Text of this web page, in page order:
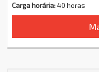
Carga horária:40 horas